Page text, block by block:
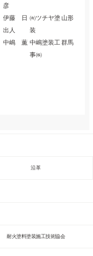
彦
伊藤 日
出人
㈲ツチヤ塗
装
山形
中嶋 薫 中嶋塗装工
事㈱
群馬
沿革
耐火塗料塗装施工技術協会